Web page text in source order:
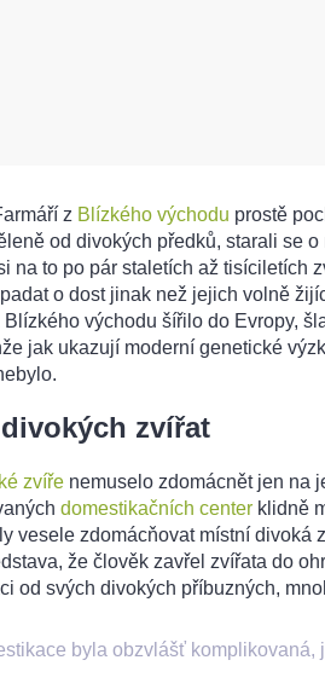
z Blízkého východu prostě
od divokých předků, starali se
na to po pár staletích až tisíciletích
o dost jinak než jejich volně
Blízkého východu šířilo do Evropy,
jak ukazují moderní genetické
zvířat
zvíře nemuselo zdomácnět jen na
domestikačních center klidně
vesele zdomácňovat místní divoká
že člověk zavřel zvířata do
od svých divokých příbuzných,
byla obzvlášť komplikovaná,